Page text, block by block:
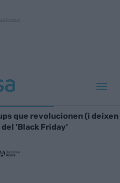
que revolucionen (i deixen
'Black Friday'